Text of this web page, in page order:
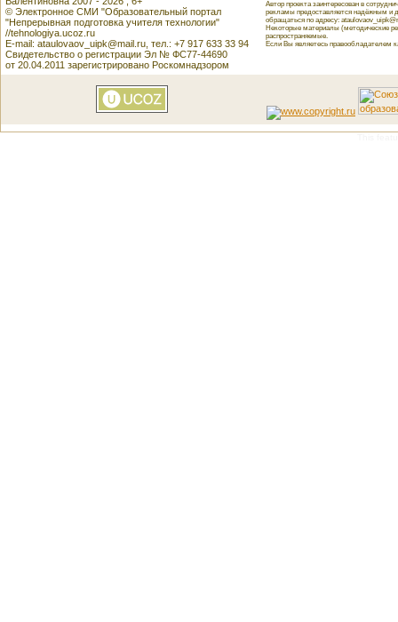
© Электронное СМИ "Образовательный портал
"Непрерывная подготовка учителя технологии"
//tehnologiya.ucoz.ru
E-mail: ataulovaov_uipk@mail.ru, тел.: +7 917 633 33 94
Свидетельство о регистрации Эл № ФС77-44690
от 20.04.2011 зарегистрировано Роскомнадзором
Автор проекта заинтересован в
рекламы предоставляется надёжным и
обращаться по адресу:
Некоторые материалы (методические
распространяемые.
Если Вы являетесь правообладателем